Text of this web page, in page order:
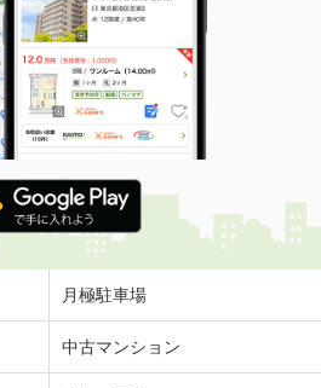
6.12万円
大阪府東大阪市菱江３
22m²
1K
6.20万円
大阪府枚方市宮之阪１
月極駐車場
中古マンション